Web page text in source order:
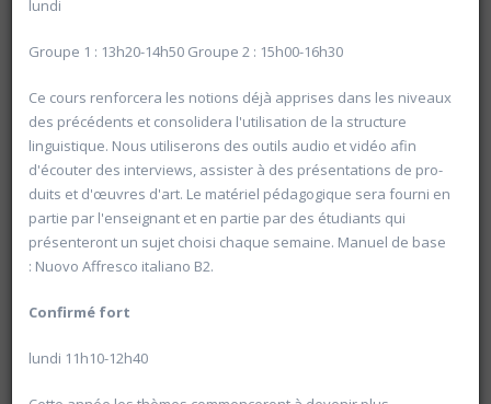
20602 Géopolitique de l'Egypte contemporaine
Université d'été 2026
Louvain-la-Neuve
GABRIEL Vincent
Jour : mercredi 10:30- 13:00
Nombre de séances : 1
lundi
Groupe 1 : 13h20-14h50 Groupe 2 : 15h00-16h30
Ce cours renforcera les notions déjà apprises dans les niveaux
des précédents et consolidera l'utilisation de la structure
linguistique. Nous utiliserons des outils audio et vidéo afin
d'écouter des interviews, assister à des présentations de pro-
duits et d'œuvres d'art. Le matériel pédagogique sera fourni en
partie par l'enseignant et en partie par des étudiants qui
présenteront un sujet choisi chaque semaine. Manuel de base
: Nuovo Affresco italiano B2.
Confirmé fort
lundi 11h10-12h40